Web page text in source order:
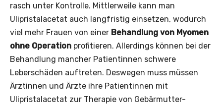
rasch unter Kontrolle. Mittlerweile kann man
Ulipristalacetat auch langfristig einsetzen, wodurch
viel mehr Frauen von einer Behandlung von Myomen
ohne Operation profitieren. Allerdings können bei der
Behandlung mancher Patientinnen schwere
Leberschäden auftreten. Deswegen muss müssen
Ärztinnen und Ärzte ihre Patientinnen mit
Ulipristalacetat zur Therapie von Gebärmutter-